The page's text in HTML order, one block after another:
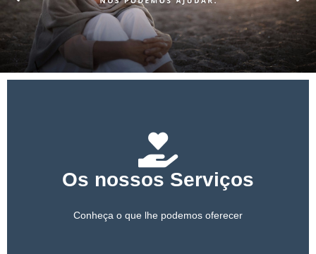
FACTOS E MITOS
PROJECTOS
Os nossos Serviços
Conheça o que lhe podemos oferecer